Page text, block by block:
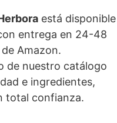
está disponible
entrega en 24-48
Amazon.
de nuestro catálogo
e ingredientes,
total confianza.